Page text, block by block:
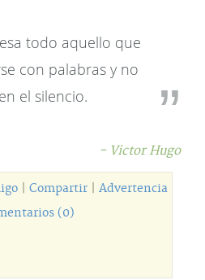
todo aquello que
con palabras y no
el silencio.
- Victor Hugo
| Compartir| Advertencia
(0)